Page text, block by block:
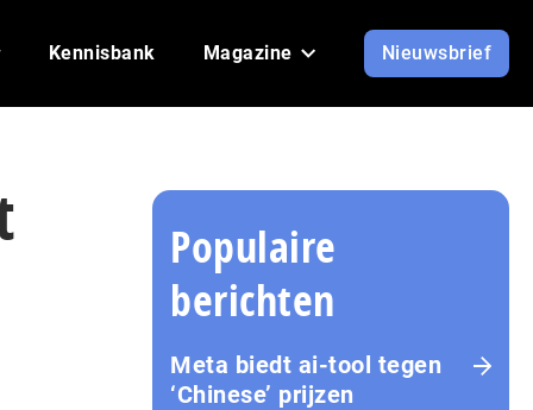
Kennisbank Magazine Nieuwsbrief
Populaire
berichten
Meta biedt ai-tool tegen
‘Chinese’ prijzen